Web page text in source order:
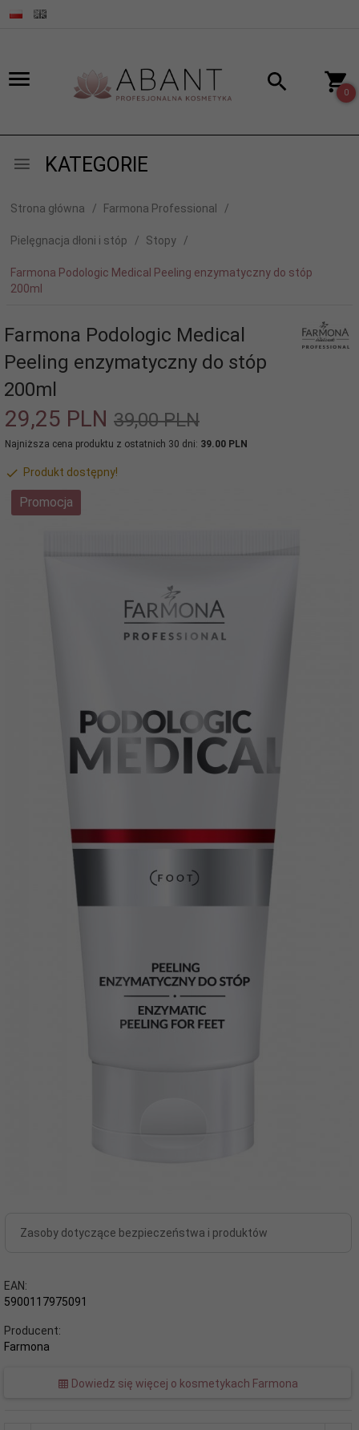
0
KATEGORIE
Strona główna Farmona Professional
Pielęgnacja dłoni i stóp Stopy
Farmona Podologic Medical Peeling enzymatyczny do stóp
200ml
Farmona Podologic Medical
Peeling enzymatyczny do stóp
200ml
29,25 PLN 39,00 PLN
Najniższa cena produktu z ostatnich 30 dni: 39.00 PLN
Produkt dostępny!
Promocja
Zasoby dotyczące bezpieczeństwa i produktów
EAN:
5900117975091
Producent:
Farmona
Dowiedz się więcej o kosmetykach Farmona